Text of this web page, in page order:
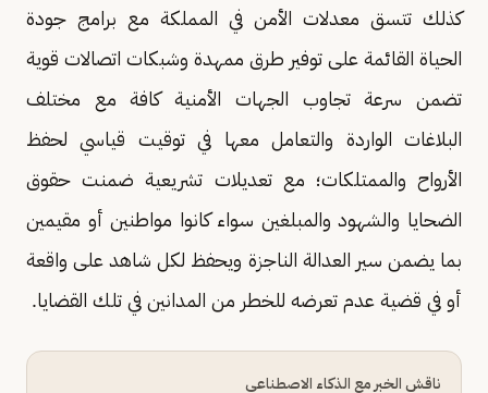
كذلك تتسق معدلات الأمن في المملكة مع برامج جودة
الحياة القائمة على توفير طرق ممهدة وشبكات اتصالات قوية
تضمن سرعة تجاوب الجهات الأمنية كافة مع مختلف
البلاغات الواردة والتعامل معها في توقيت قياسي لحفظ
الأرواح والممتلكات؛ مع تعديلات تشريعية ضمنت حقوق
الضحايا والشهود والمبلغين سواء كانوا مواطنين أو مقيمين
بما يضمن سير العدالة الناجزة ويحفظ لكل شاهد على واقعة
أو في قضية عدم تعرضه للخطر من المدانين في تلك القضايا.
ناقش الخبر مع الذكاء الاصطناعي